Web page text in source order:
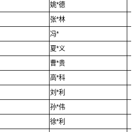
姚*德
张*林
冯*
夏*义
曹*贵
高*科
刘*利
孙*伟
徐*利